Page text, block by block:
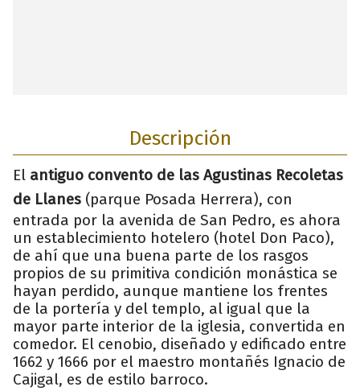
Descripción
El antiguo convento de las Agustinas Recoletas
de Llanes (parque Posada Herrera), con
entrada por la avenida de San Pedro, es ahora
un establecimiento hotelero (hotel Don Paco),
de ahí que una buena parte de los rasgos
propios de su primitiva condición monástica se
hayan perdido, aunque mantiene los frentes
de la portería y del templo, al igual que la
mayor parte interior de la iglesia, convertida en
comedor. El cenobio, diseñado y edificado entre
1662 y 1666 por el maestro montañés Ignacio de
Cajigal, es de estilo barroco.